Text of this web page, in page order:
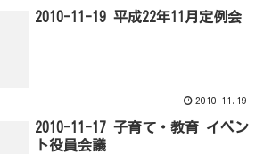
2010-11-19 平成22年11月定例会
2010.11.19
2010-11-17 子育て・教育 イベン
ト役員会議